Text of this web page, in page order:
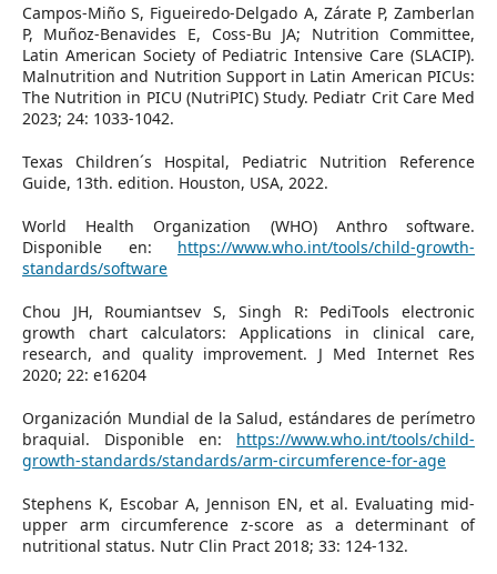
Campos-Miño S, Figueiredo-Delgado A, Zárate P, Zamberlan
P, Muñoz-Benavides E, Coss-Bu JA; Nutrition Committee,
Latin American Society of Pediatric Intensive Care (SLACIP).
Malnutrition and Nutrition Support in Latin American PICUs:
The Nutrition in PICU (NutriPIC) Study. Pediatr Crit Care Med
2023; 24: 1033-1042.
Texas Children´s Hospital, Pediatric Nutrition Reference
Guide, 13th. edition. Houston, USA, 2022.
World Health Organization (WHO) Anthro software.
Disponible en: https://www.who.int/tools/child-growth-
standards/software
Chou JH, Roumiantsev S, Singh R: PediTools electronic
growth chart calculators: Applications in clinical care,
research, and quality improvement. J Med Internet Res
2020; 22: e16204
Organización Mundial de la Salud, estándares de perímetro
braquial. Disponible en: https://www.who.int/tools/child-
growth-standards/standards/arm-circumference-for-age
Stephens K, Escobar A, Jennison EN, et al. Evaluating mid-
upper arm circumference z-score as a determinant of
nutritional status. Nutr Clin Pract 2018; 33: 124-132.